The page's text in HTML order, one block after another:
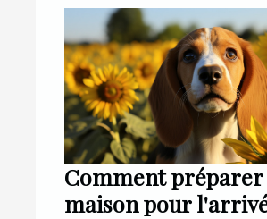
Comment
maison pour